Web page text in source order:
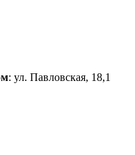
: ул. Павловская, 18,1